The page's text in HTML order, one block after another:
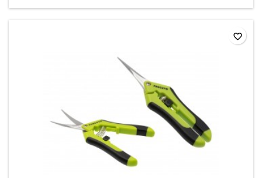
favorite_border